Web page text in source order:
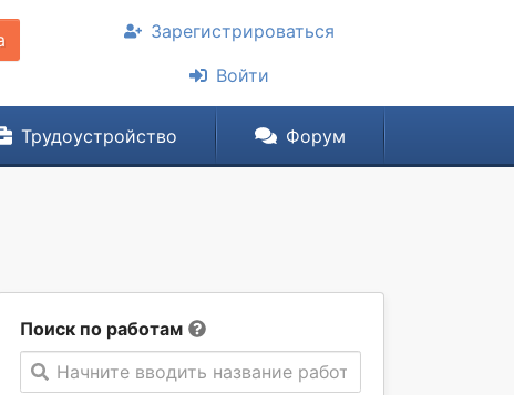
Зарегистрироваться
Войти
Трудоустройство Форум
Поиск по работам
Начните вводить название работы